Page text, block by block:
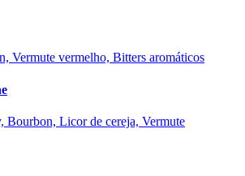
Vermute vermelho, Bitters aromáticos
Bourbon, Licor de cereja, Vermute